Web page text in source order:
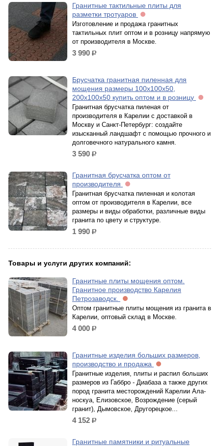
Гранитные тактильные плиты для
разметки тротуаров
Изготовление и продажа гранитных
тактильных плит оптом и в розницу напрямую
от производителя в Москве.
3 990 р.
Брусчатка гранитная пиленная для
мощения размеры 100x100x50,
200x100x50 купить оптом и в розницу
Гранитная брусчатка пиленая от
производителя в Карелии с доставкой в
Москву и Санкт-Петербург: создайте
изысканный ландшафт с помощью прочного и
долговечного натурального камня.
3 590 р.
Гранитная брусчатка оптом от
производителя
Гранитная брусчатка пиленная и колотая
оптом от производителя в Карелии, все
размеры и виды обработки, различные виды
гранита по цвету и структуре.
1 990 р.
Товары и услуги других компаний:
Гранитные плиты мощения оптом.
Гранитное производство Карелия
Петрозаводск.
Оптом гранитные плиты мощения из гранита в
Карелии, оптовый склад в Москве.
4 000 р.
Гранитные изделия больших размеров,
производство и продажа
Гранитные изделия, плиты и распил больших
размеров из Габбро - Диабаза а также других
пород гранита месторождений Карелии Ала-
носкуа, Елизовское, Возрождение (серый
гранит), Дымовское, Другорецкое...
4 152 р.
Гранитные памятники и ритуальные